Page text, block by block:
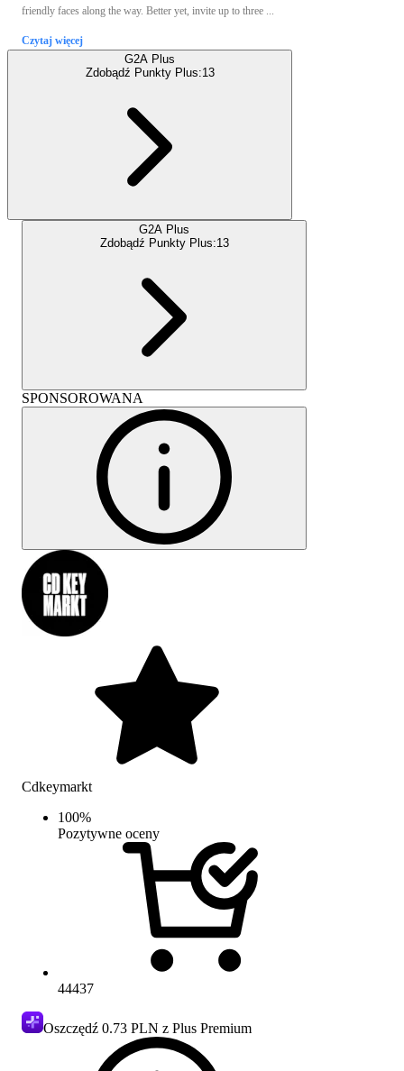
friendly faces along the way. Better yet, invite up to three ...
Czytaj więcej
G2A Plus
Zdobądź Punkty Plus:13
G2A Plus
Zdobądź Punkty Plus:13
SPONSOROWANA
Cdkeymarkt
100%
Pozytywne oceny
44437
Oszczędź 0.73 PLN z Plus Premium